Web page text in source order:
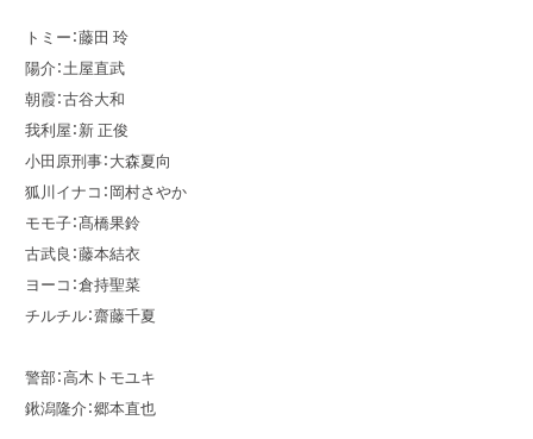
トミー：藤田 玲
陽介：土屋直武
朝霞：古谷大和
我利屋：新 正俊
小田原刑事：大森夏向
狐川イナコ：岡村さやか
モモ子：髙橋果鈴
古武良：藤本結衣
ヨーコ：倉持聖菜
チルチル：齋藤千夏
警部：高木トモユキ
鍬潟隆介：郷本直也